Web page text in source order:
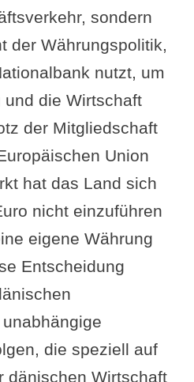
sondern
der Währungspolitik,
nutzt, um
die Wirtschaft
der Mitgliedschaft
Union
hat das Land sich
nicht einzuführen
eigene Währung
Entscheidung
die speziell auf
dänischen Wirtschaft